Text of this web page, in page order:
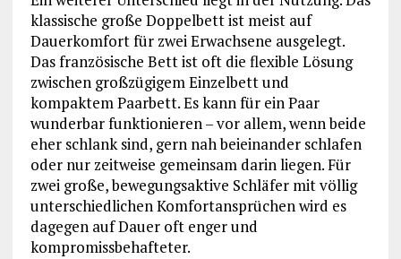
klassische große Doppelbett ist meist auf
Dauerkomfort für zwei Erwachsene ausgelegt.
Das französische Bett ist oft die flexible Lösung
zwischen großzügigem Einzelbett und
kompaktem Paarbett. Es kann für ein Paar
wunderbar funktionieren – vor allem, wenn beide
eher schlank sind, gern nah beieinander schlafen
oder nur zeitweise gemeinsam darin liegen. Für
zwei große, bewegungsaktive Schläfer mit völlig
unterschiedlichen Komfortansprüchen wird es
dagegen auf Dauer oft enger und
kompromissbehafteter.